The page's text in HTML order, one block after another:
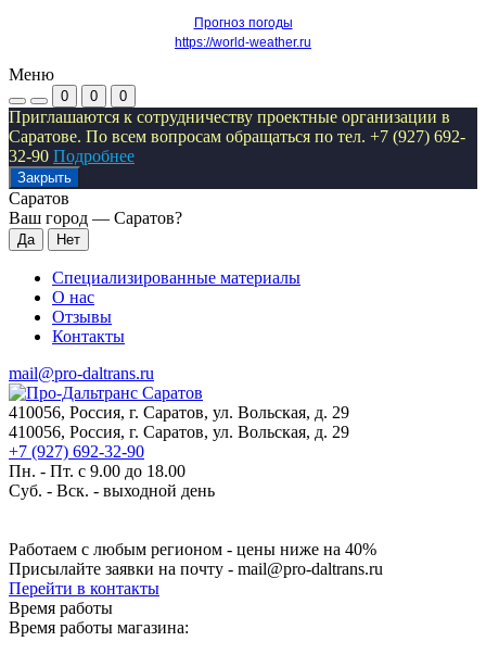
Прогноз погоды
https://world-weather.ru
Меню
0 0 0
Приглашаются к сотрудничеству проектные организации в
Саратове. По всем вопросам обращаться по тел. +7 (927) 692-
32-90 Подробнее
Закрыть
Саратов
Ваш город — Саратов?
Специализированные материалы
О нас
Отзывы
Контакты
mail@pro-daltrans.ru
410056, Россия, г. Саратов, ул. Вольская, д. 29
410056, Россия, г. Саратов, ул. Вольская, д. 29
+7 (927) 692-32-90
Пн. - Пт. с 9.00 до 18.00
Суб. - Вск. - выходной день
Работаем с любым регионом - цены ниже на 40%
Присылайте заявки на почту - mail@pro-daltrans.ru
Перейти в контакты
Время работы
Время работы магазина: